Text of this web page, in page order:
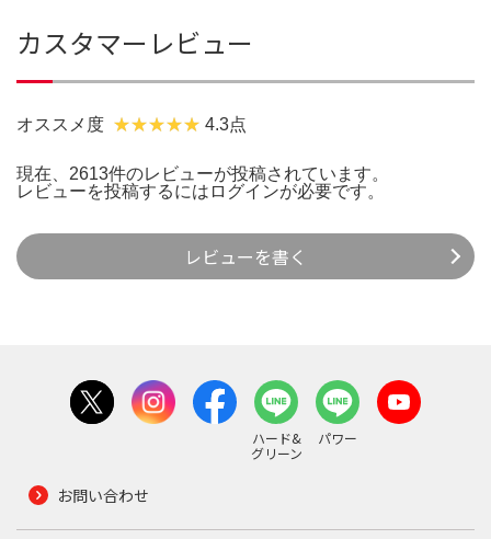
カスタマーレビュー
オススメ度 4.3点
現在、2613件のレビューが投稿されています。
レビューを投稿するには ログインが必要です。
レビューを書く
ハード&
グリーン
パワー
お問い合わせ